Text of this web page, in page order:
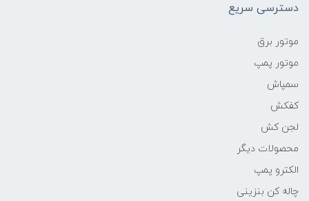
دسترسی سریع
موتور برق
موتور پمپ
سمپاش
کفکش
لجن کش
محصولات دیگر
الکترو پمپ
چاله کن بنزینی